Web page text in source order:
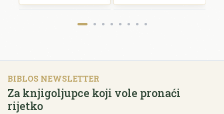
BIBLOS NEWSLETTER
Za knjigoljupce koji vole pronaći
rijetko